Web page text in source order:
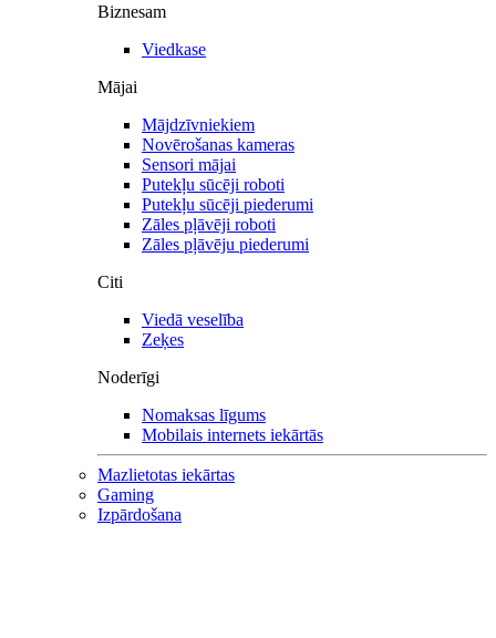
Biznesam
Viedkase
Mājai
Mājdzīvniekiem
Novērošanas kameras
Sensori mājai
Putekļu sūcēji roboti
Putekļu sūcēji piederumi
Zāles pļāvēji roboti
Zāles pļāvēju piederumi
Citi
Viedā veselība
Zeķes
Noderīgi
Nomaksas līgums
Mobilais internets iekārtās
Mazlietotas iekārtas
Gaming
Izpārdošana